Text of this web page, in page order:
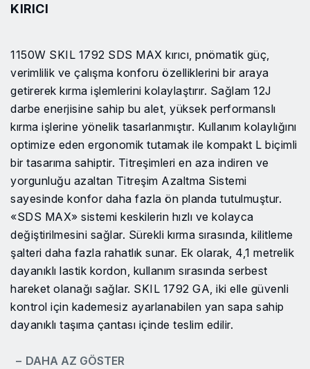
KIRICI
1150W SKIL 1792 SDS MAX kırıcı, pnömatik güç,
verimlilik ve çalışma konforu özelliklerini bir araya
getirerek kırma işlemlerini kolaylaştırır. Sağlam 12J
darbe enerjisine sahip bu alet, yüksek performanslı
kırma işlerine yönelik tasarlanmıştır. Kullanım kolaylığını
optimize eden ergonomik tutamak ile kompakt L biçimli
bir tasarıma sahiptir. Titreşimleri en aza indiren ve
yorgunluğu azaltan Titreşim Azaltma Sistemi
sayesinde konfor daha fazla ön planda tutulmuştur.
«SDS MAX» sistemi keskilerin hızlı ve kolayca
değiştirilmesini sağlar. Sürekli kırma sırasında, kilitleme
şalteri daha fazla rahatlık sunar. Ek olarak, 4,1 metrelik
dayanıklı lastik kordon, kullanım sırasında serbest
hareket olanağı sağlar. SKIL 1792 GA, iki elle güvenli
kontrol için kademesiz ayarlanabilen yan sapa sahip
dayanıklı taşıma çantası içinde teslim edilir.
− DAHA AZ GÖSTER